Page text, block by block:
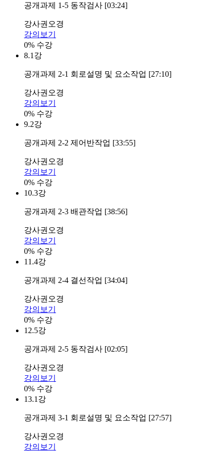
공개과제 1-5 동작검사 [03:24]
강사권오경
강의보기
0% 수강
8.1강
공개과제 2-1 회로설명 및 요소작업 [27:10]
강사권오경
강의보기
0% 수강
9.2강
공개과제 2-2 제어반작업 [33:55]
강사권오경
강의보기
0% 수강
10.3강
공개과제 2-3 배관작업 [38:56]
강사권오경
강의보기
0% 수강
11.4강
공개과제 2-4 결선작업 [34:04]
강사권오경
강의보기
0% 수강
12.5강
공개과제 2-5 동작검사 [02:05]
강사권오경
강의보기
0% 수강
13.1강
공개과제 3-1 회로설명 및 요소작업 [27:57]
강사권오경
강의보기